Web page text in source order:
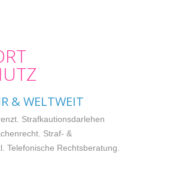
& WELTWEIT
Strafkautionsdarlehen
Straf- &
Telefonische Rechtsberatung.